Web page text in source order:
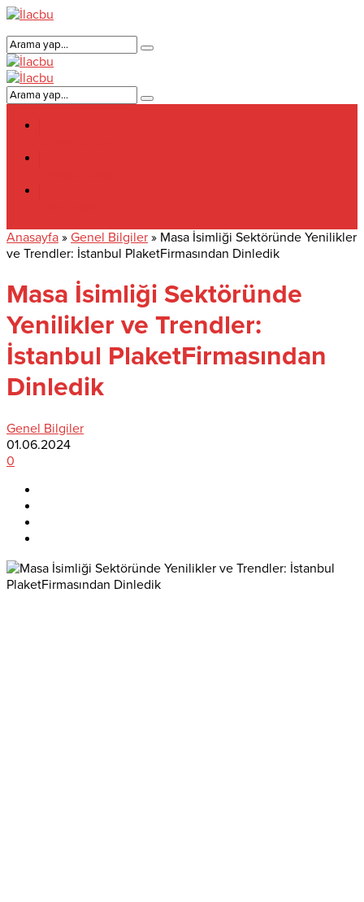
Anasayfa » Genel Bilgiler » Masa İsimliği Sektöründe Yenilikler
ve Trendler: İstanbul PlaketFirmasından Dinledik
Masa İsimliği Sektöründe
Yenilikler ve Trendler:
İstanbul PlaketFirmasından
Dinledik
Genel Bilgiler
01.06.2024
0